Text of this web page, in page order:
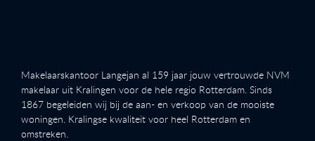
Makelaarskantoor Langejan al 159 jaar jouw vertrouwde NVM
makelaar uit Kralingen voor de hele regio Rotterdam. Sinds
1867 begeleiden wij bij de aan- en verkoop van de mooiste
woningen. Kralingse kwaliteit voor heel Rotterdam en
omstreken.